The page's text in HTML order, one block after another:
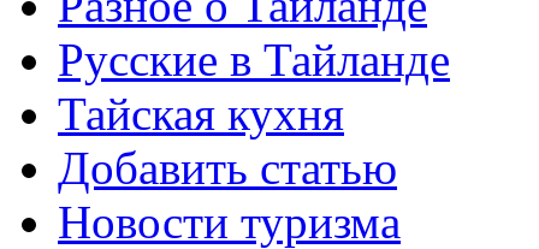
Русские в Тайланде
Тайская кухня
Добавить статью
Новости туризма